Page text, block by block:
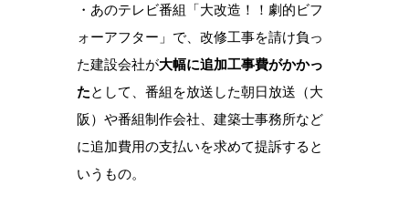
・あのテレビ番組「大改造！！劇的ビフ
ォーアフター」で、改修工事を請け負っ
た建設会社が大幅に追加工事費がかかっ
たとして、番組を放送した朝日放送（大
阪）や番組制作会社、建築士事務所など
に追加費用の支払いを求めて提訴すると
いうもの。